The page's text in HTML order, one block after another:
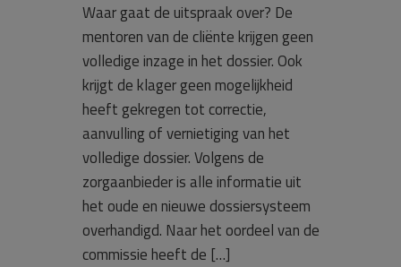
Waar gaat de uitspraak over? De
mentoren van de cliënte krijgen geen
volledige inzage in het dossier. Ook
krijgt de klager geen mogelijkheid
heeft gekregen tot correctie,
aanvulling of vernietiging van het
volledige dossier. Volgens de
zorgaanbieder is alle informatie uit
het oude en nieuwe dossiersysteem
overhandigd. Naar het oordeel van de
commissie heeft de […]